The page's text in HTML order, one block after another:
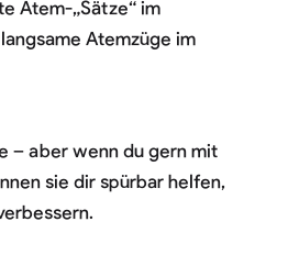
Atem-„Sätze“ im
Atemzüge im
– aber wenn du gern mit
sie dir spürbar helfen,